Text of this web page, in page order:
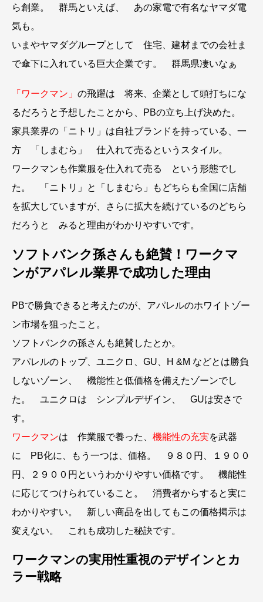
ら創業。 群馬といえば、 あの家電で有名なヤマダ電
気も。
いまやヤマダグループとして 住宅、建材までの会社ま
で傘下に入れている巨大企業です。 群馬県凄いなぁ
「ワークマン」 の飛躍は 将来、企業として頭打ちにな
るだろうと予想したことから、PBの立ち上げ決めた。
家具業界の「ニトリ」は自社ブランドを持っている、一
方 「しまむら」 仕入れて売るというスタイル。
ワークマンも作業服を仕入れて売る という形態でし
た。 「ニトリ」と「しまむら」もどちらも全国に店舗
を拡大していますが、さらに拡大を続けているのどちら
だろうと みると理由がわかりやすいです。
ソフトバンク孫さんも絶賛！ワークマ
ンがアパレル業界で成功した理由
PBで勝負できると考えたのが、アパレルのホワイトゾー
ン市場を狙ったこと。
ソフトバンクの孫さんも絶賛したとか。
アパレルのトップ、ユニクロ、GU、H &M などとは勝負
しないゾーン、 機能性と低価格を備えたゾーンでし
た。 ユニクロは シンプルデザイン、 GUは安さで
す。
ワークマンは 作業服で養った、 機能性の充実を武器
に PB化に、もう一つは、価格。 ９８０円、１９００
円、２９００円というわかりやすい価格です。 機能性
に応じてつけられていること。 消費者からすると実に
わかりやすい。 新しい商品を出してもこの価格掲示は
変えない。 これも成功した秘訣です。
ワークマンの実用性重視のデザインとカ
ラー戦略